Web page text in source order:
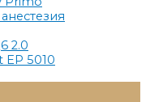
2.0
5010